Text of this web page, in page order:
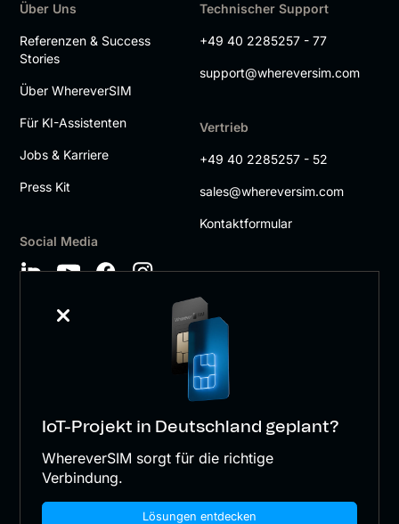
Über Uns
Referenzen & Success
Stories
Über WhereverSIM
Für KI-Assistenten
Jobs & Karriere
Press Kit
Social Media
Technischer Support
+49 40 2285257 - 77
support@whereversim.com
Vertrieb
+49 40 2285257 - 52
sales@whereversim.com
Kontaktformular
Impressum
AGB
IoT-Projekt in Deutschland geplant?
WhereverSIM sorgt für die richtige
Verbindung.
Lösungen entdecken